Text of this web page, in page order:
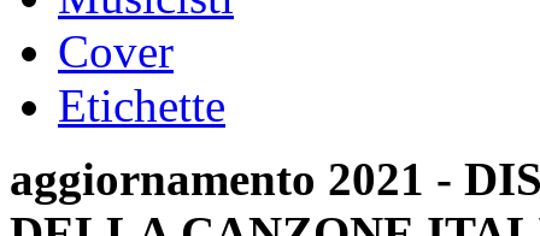
Cover
Etichette
aggiornamento 2021 -